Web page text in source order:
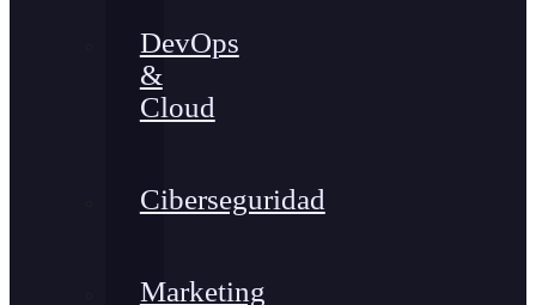
DevOps
&
Cloud
Ciberseguridad
Marketing